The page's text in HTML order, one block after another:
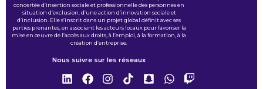
concertée d’insertion sociale et professionnelle des personnes en
situation d’exclusion, d’une action d’innovation sociale et
d’inclusion. Elle s’inscrit dans un projet global définit avec ses
parties prenantes, en associant les acteurs locaux pour favoriser la
mise en œuvre de l’accès aux droits, à l’emploi, à la formation, à la
création d’entreprise.
Nous suivre sur les réseaux